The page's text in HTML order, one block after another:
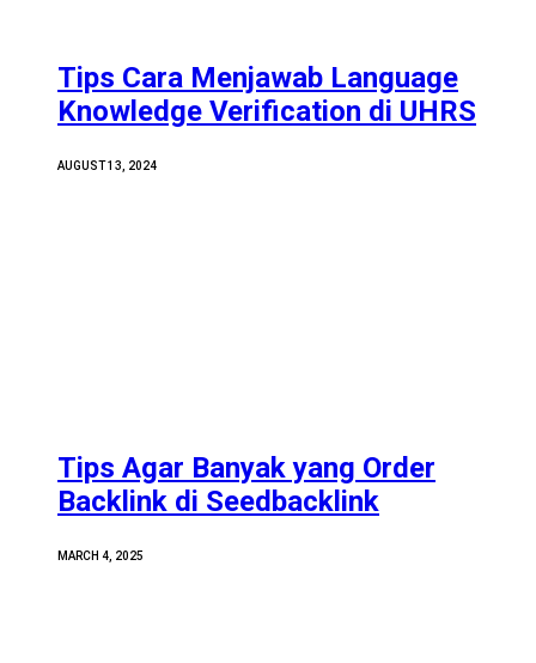
Tips Cara Menjawab Language
Knowledge Verification di UHRS
AUGUST 13, 2024
Tips Agar Banyak yang Order
Backlink di Seedbacklink
MARCH 4, 2025